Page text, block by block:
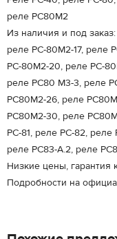
реле РС80М2
Из наличия и под заказ:
реле РС-80М2-17, реле
РС-80М2-20, реле РС-
реле РС80 М3-3, реле
РС80М2-26, реле
РС80М2-30, реле
РС-81, реле РС-82,
реле РС83-А.2, реле
Низкие цены, гарантия
Подробности на